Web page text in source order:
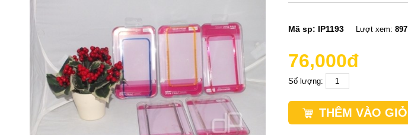
Mã sp: IP1193 Lượt xem: 897
76,000đ
Số lượng:
THÊM VÀO GIỎ